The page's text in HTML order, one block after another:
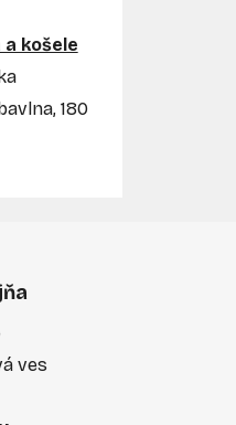
a košele
180
ves